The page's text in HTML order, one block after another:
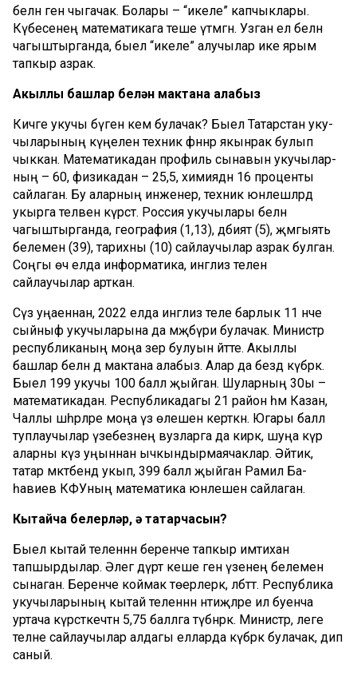
белән генә чыгачак. Болары – “икеле” капчыклары.
Күбесенең математикага теше үтмәгән. Уз­ган ел белән
чагыштырганда, быел “икеле” алучылар ике ярым
тапкыр азрак.
Акыллы башлар белән мактана алабыз
Кичәге укучы бүген кем булачак? Быел Татарстан уку­
чыларының күңеленә техник фәннәр якынрак булып
чыккан. Математикадан профиль сынавын укучы­лар­
ның – 60, физикадан – 25,5, химиядән 16 проценты
сайлаган. Бу аларның инженер, техник юнәлешләрдә
укырга теләвен күрсәтә. Рос­сия укучылары белән
чагыштырганда, география (1,13), әдәбият (5), җәмгыять
белемен (39), тарихны (10) сайлаучылар азрак булган.
Соңгы өч елда информатика, инглиз телен
сайлаучылар арткан.
Сүз уңаеннан, 2022 елда инглиз теле барлык 11 нче
сыйныф укучыларына да мәҗбүри булачак. Министр
республиканың мо­ңа әзер булуын әйтте. Акыллы
башлар белән дә мактана алабыз. Алар да бездә күбрәк.
Быел 199 укучы 100 балл җыйган. Шуларның 30ы –
математикадан. Республикадагы 21 район һәм Казан,
Чаллы шәһәрләре моңа үз өлешен керткән. Югары балл
туплаучылар үзебез­нең вузларга да кирәк, шу­ңа күрә
аларны күз уңыннан ычкындырмаячаклар. Әй­тик,
татар мәктә­бендә укып, 399 балл җый­ган Рамил Ба­
һавиев КФУ­ның математика юнәле­шен сайлаган.
Кытайча белерләр, ә татарчасын?
Быел кытай теленнән беренче тапкыр имтихан
тапшырдылар. Әлегә дүрт кеше генә үзенең белемен
сынаган. Беренче коймак төерле­рәк, әлбәттә. Республика
уку­чыларының кытай те­лен­нән нәтиҗәләре ил буенча
уртача күрсәт­кечтән 5,75 баллга түбән­рәк. Министр, әлеге
телне сайлаучылар алдагы елларда күбрәк булачак, дип
саный.